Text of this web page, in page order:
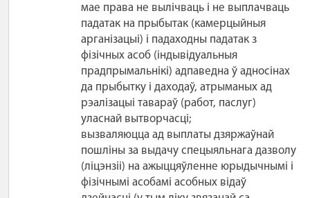
мае права не вылічваць і не выплачваць
падатак на прыбытак (камерцыйныя
арганізацыі) і падаходны падатак з
фізічных асоб (індывідуальныя
прадпрымальнікі) адпаведна ў адносінах
да прыбытку і даходаў, атрыманых ад
рэалізацыі тавараў (работ, паслуг)
уласнай вытворчасці;
вызваляюцца ад выплаты дзяржаўнай
пошліны за выдачу спецыяльнага дазволу
(ліцэнзіі) на ажыццяўленне юрыдычнымі і
фізічнымі асобамі асобных відаў